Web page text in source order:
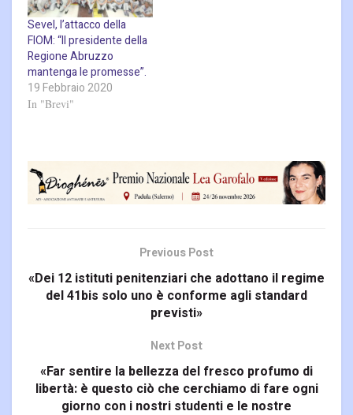
Sevel, l’attacco della
FIOM: “Il presidente della
Regione Abruzzo
mantenga le promesse”.
19 Febbraio 2020
In "Brevi"
Previous Post
«Dei 12 istituti penitenziari che adottano il regime
del 41bis solo uno è conforme agli standard
previsti»
Next Post
«Far sentire la bellezza del fresco profumo di
libertà: è questo ciò che cerchiamo di fare ogni
giorno con i nostri studenti e le nostre